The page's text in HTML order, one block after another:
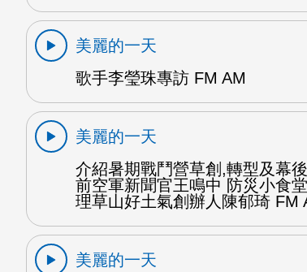
美麗的一天
歌手李瑩珠專訪 FM AM
美麗的一天
介紹暑期戰鬥營草創,轉型及幕
前空軍新聞官王鳴中 防災小食
理草山好土氣創辦人陳郁琦 FM
美麗的一天